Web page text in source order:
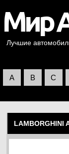
Лучшие
A B C
LAMBORGHINI